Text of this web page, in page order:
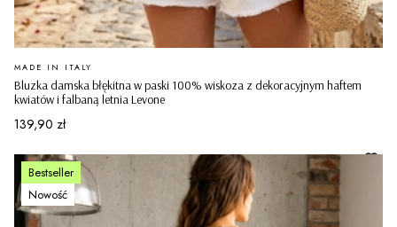
Bluzka damska błękitna w paski 100% wiskoza z dekoracyjnym haftem
kwiatów i falbaną letnia Levone
PRODUCENT
MADE IN ITALY
Cena
139,90 zł
Bestseller
Nowość